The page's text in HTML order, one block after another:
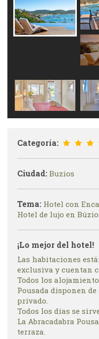
Categoría:
Ciudad: Buzios
Tema: Hotel con
Hotel de lujo en
¡Lo mejor del hotel!
Las habitaciones
exclusiva y cuentan
Todos los
Pousada disponen
privado.
Todos los días se
La Abracadabra
terraza.